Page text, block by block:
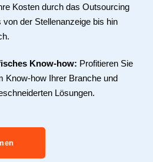
Kosten durch das Outsourcing
von der Stellenanzeige bis hin
Know-how: Profitieren Sie
Know-how Ihrer Branche und
Lösungen.